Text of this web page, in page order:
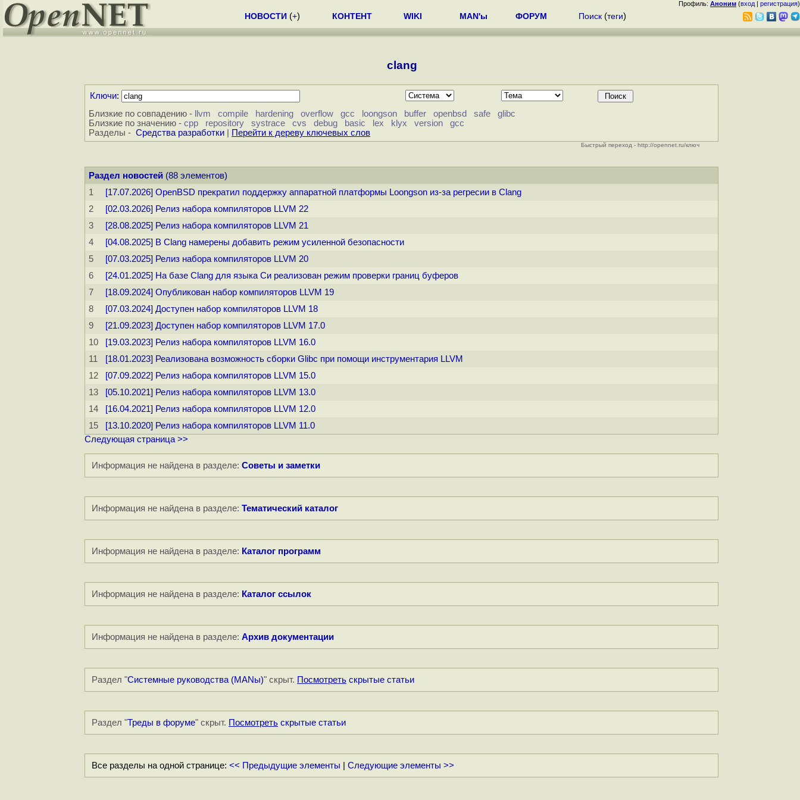
Профиль: Аноним (вход | регистрация)
НОВОСТИ (+) КОНТЕНТ WIKI MAN'ы ФОРУМ Поиск (теги)
clang
Ключи:
Близкие по совпадению -
llvm compile hardening overflow gcc loongson buffer openbsd safe
glibc
Близкие по значению - cpp repository systrace cvs debug basic lex klyx version
gcc
Разделы - Средства разработки Перейти к дереву ключевых слов
Быстрый переход - http://opennet.ru/ключ
Раздел новостей (88 элементов)
1
[17.07.2026] OpenBSD прекратил поддержку аппаратной платформы Loongson из-за регресии в Clang
2
[02.03.2026] Релиз набора компиляторов LLVM 22
3
[28.08.2025] Релиз набора компиляторов LLVM 21
4
[04.08.2025] В Clang намерены добавить режим усиленной безопасности
5
[07.03.2025] Релиз набора компиляторов LLVM 20
6
[24.01.2025] На базе Clang для языка Си реализован режим проверки границ буферов
7
[18.09.2024] Опубликован набор компиляторов LLVM 19
8
[07.03.2024] Доступен набор компиляторов LLVM 18
9
[21.09.2023] Доступен набор компиляторов LLVM 17.0
10
[19.03.2023] Релиз набора компиляторов LLVM 16.0
11
[18.01.2023] Реализована возможность сборки Glibc при помощи инструментария LLVM
12
[07.09.2022] Релиз набора компиляторов LLVM 15.0
13
[05.10.2021] Релиз набора компиляторов LLVM 13.0
14
[16.04.2021] Релиз набора компиляторов LLVM 12.0
15
[13.10.2020] Релиз набора компиляторов LLVM 11.0
Следующая страница >>
Информация не найдена в разделе: Советы и заметки
Информация не найдена в разделе: Тематический каталог
Информация не найдена в разделе: Каталог программ
Информация не найдена в разделе: Каталог ссылок
Информация не найдена в разделе: Архив документации
Раздел "Системные руководства (MANы)" скрыт. Посмотреть скрытые статьи
Раздел "Треды в форуме" скрыт. Посмотреть скрытые статьи
Все разделы на одной странице: << Предыдущие элементы Следующие элементы >>